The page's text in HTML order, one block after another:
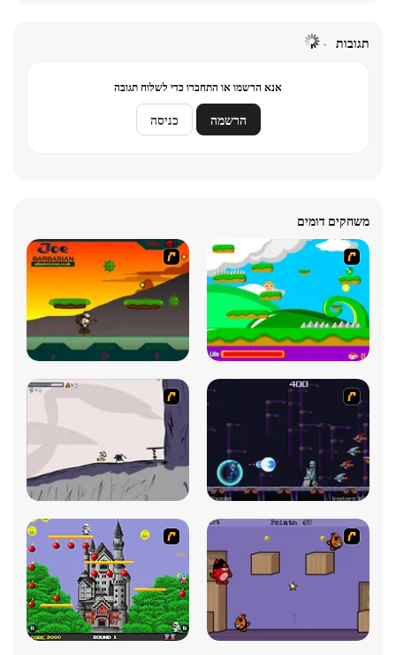
תגובות
אנא הרשמו או התחברו כדי לשלוח תגובה
הרשמה כניסה
משחקים דומים